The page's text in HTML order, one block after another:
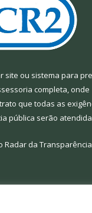
site ou sistema para
completa, onde
que todas as
pública serão
Radar da